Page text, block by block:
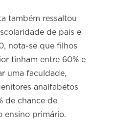
também ressaltou
de pais e
nota-se que filhos
tinham entre 60% e
uma faculdade,
analfabetos
de chance de
ensino primário.